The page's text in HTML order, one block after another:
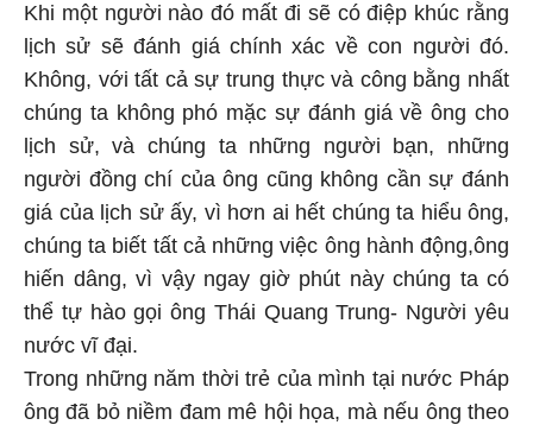
Khi một người nào đó mất đi sẽ có điệp khúc rằng
lịch sử sẽ đánh giá chính xác về con người đó.
Không, với tất cả sự trung thực và công bằng nhất
chúng ta không phó mặc sự đánh giá về ông cho
lịch sử, và chúng ta những người bạn, những
người đồng chí của ông cũng không cần sự đánh
giá của lịch sử ấy, vì hơn ai hết chúng ta hiểu ông,
chúng ta biết tất cả những việc ông hành động,ông
hiến dâng, vì vậy ngay giờ phút này chúng ta có
thể tự hào gọi ông Thái Quang Trung- Người yêu
nước vĩ đại.
Trong những năm thời trẻ của mình tại nước Pháp
ông đã bỏ niềm đam mê hội họa, mà nếu ông theo